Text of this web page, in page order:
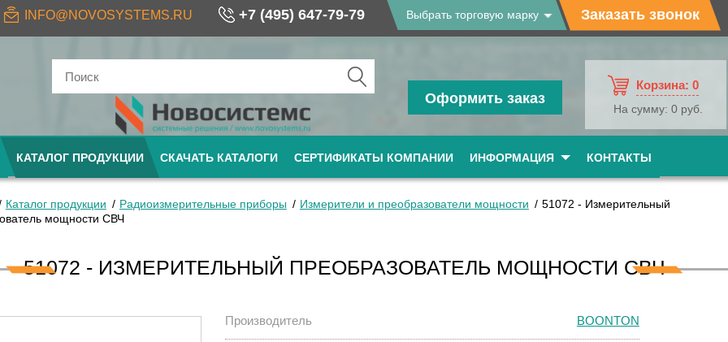
INFO@NOVOSYSTEMS.RU +7 (495) 647-79-79 Выбрать торговую марку Заказать звонок
Оформить заказ
Корзина: 0
На сумму: 0 руб.
КАТАЛОГ ПРОДУКЦИИ СКАЧАТЬ КАТАЛОГИ СЕРТИФИКАТЫ КОМПАНИИ ИНФОРМАЦИЯ КОНТАКТЫ
Каталог продукции Радиоизмерительные приборы Измерители и преобразователи мощности
51072 - Измерительный
мощности СВЧ
51072 - ИЗМЕРИТЕЛЬНЫЙ ПРЕОБРАЗОВАТЕЛЬ МОЩНОСТИ СВЧ
Производитель BOONTON